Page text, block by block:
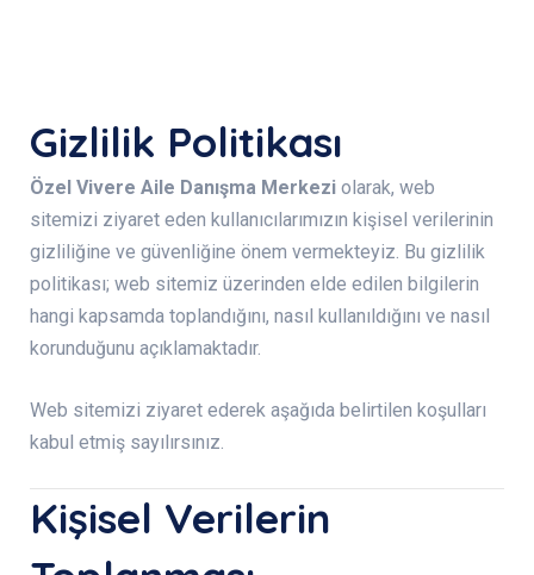
Gizlilik Politikası
Özel Vivere Aile Danışma Merkezi olarak, web
sitemizi ziyaret eden kullanıcılarımızın kişisel verilerinin
gizliliğine ve güvenliğine önem vermekteyiz. Bu gizlilik
politikası; web sitemiz üzerinden elde edilen bilgilerin
hangi kapsamda toplandığını, nasıl kullanıldığını ve nasıl
korunduğunu açıklamaktadır.
Web sitemizi ziyaret ederek aşağıda belirtilen koşulları
kabul etmiş sayılırsınız.
Kişisel Verilerin